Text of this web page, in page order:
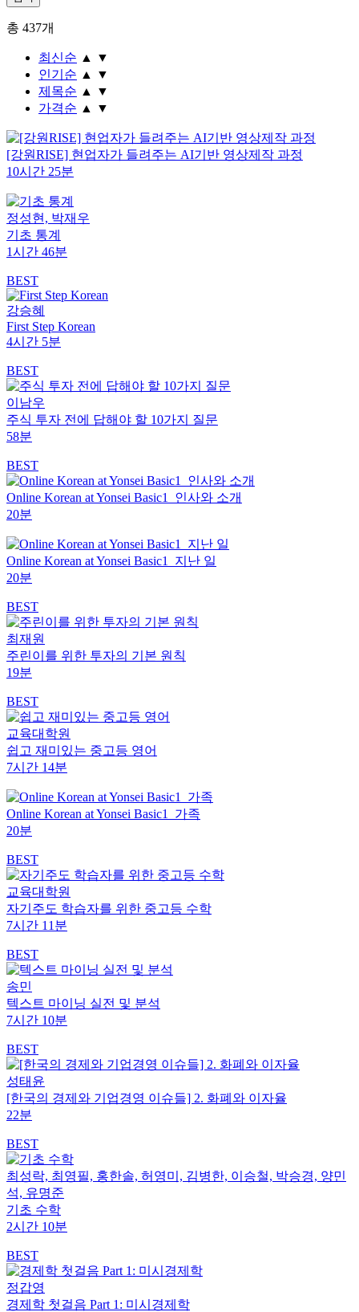
총 437개
최신순 ▲
▼
인기순 ▲
▼
제목순 ▲
▼
가격순 ▲ ▼
[강원RISE] 현업자가 들려주는 AI기반 영상제작 과정
10시간 25분
정성현, 박재우
기초 통계
1시간 46분
BEST
강승혜
First Step Korean
4시간 5분
BEST
이남우
주식 투자 전에 답해야 할 10가지 질문
58분
BEST
Online Korean at Yonsei Basic1_인사와 소개
20분
Online Korean at Yonsei Basic1_지난 일
20분
BEST
최재원
주린이를 위한 투자의 기본 원칙
19분
BEST
교육대학원
쉽고 재미있는 중고등 영어
7시간 14분
Online Korean at Yonsei Basic1_가족
20분
BEST
교육대학원
자기주도 학습자를 위한 중고등 수학
7시간 11분
BEST
송민
텍스트 마이닝 실전 및 분석
7시간 10분
BEST
성태윤
[한국의 경제와 기업경영 이슈들] 2. 화폐와 이자율
22분
BEST
최성락, 최영필, 홍한솔, 허영미, 김병한, 이승철, 박승경, 양민
석, 유명준
기초 수학
2시간 10분
BEST
정갑영
경제학 첫걸음 Part 1: 미시경제학